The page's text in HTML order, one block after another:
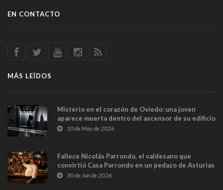
EN CONTACTO
MÁS LEÍDOS
Misterio en el corazón de Oviedo: una joven
aparece muerta dentro del ascensor de su edificio
y las cámaras captan sus últimos minutos
10 de May de 2026
Fallece Nicolás Parrondo, el valdesano que
convirtió Casa Parrondo en un pedazo de Asturias
en Madrid
30 de Jun de 2026